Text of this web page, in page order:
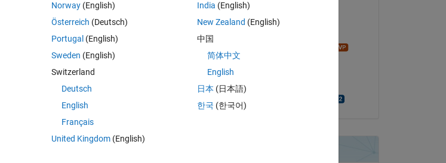
am 29 Apr. 2022
am 29 Apr. 2022
Akzeptiert:
Norway(English)
Österreich (Deutsch)
Portugal (English)
Sweden (English)
Switzerland
Deutsch
English
Français
United Kingdom(English)
India (English)
New Zealand (English)
中国
简体中文
English
日本 (日本語)
한국 (한국어)